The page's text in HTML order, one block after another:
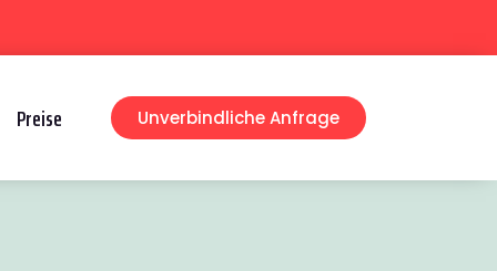
Preise Unverbindliche Anfrage